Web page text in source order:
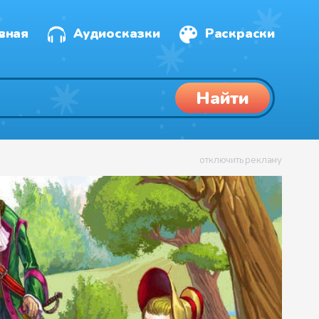
Аудиосказки Раскраски
Найти
отключить рекламу